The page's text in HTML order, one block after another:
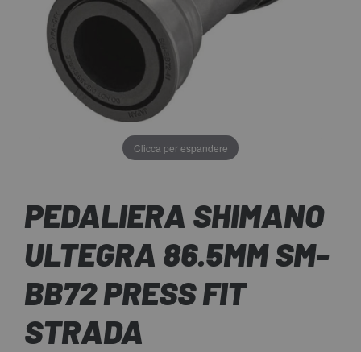
Clicca per espandere
PEDALIERA SHIMANO
ULTEGRA 86.5MM SM-
BB72 PRESS FIT
STRADA